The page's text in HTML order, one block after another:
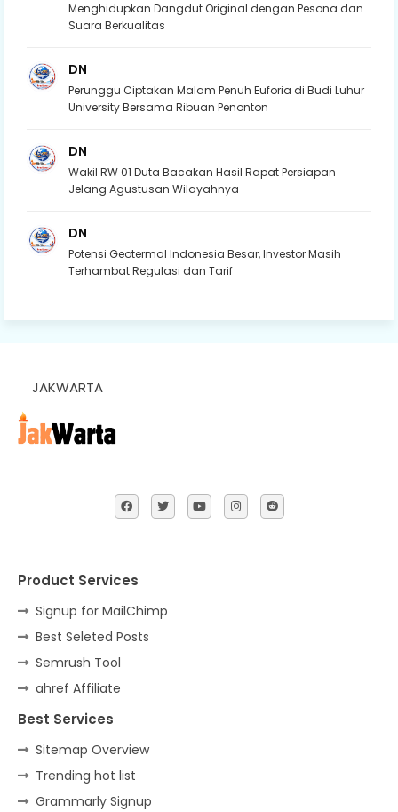
Menghidupkan Dangdut Original dengan Pesona dan
Suara Berkualitas
DN
Perunggu Ciptakan Malam Penuh Euforia di Budi Luhur
University Bersama Ribuan Penonton
DN
Wakil RW 01 Duta Bacakan Hasil Rapat Persiapan
Jelang Agustusan Wilayahnya
DN
Potensi Geotermal Indonesia Besar, Investor Masih
Terhambat Regulasi dan Tarif
JAKWARTA
Product Services
Signup for MailChimp
Best Seleted Posts
Semrush Tool
ahref Affiliate
Best Services
Sitemap Overview
Trending hot list
Grammarly Signup